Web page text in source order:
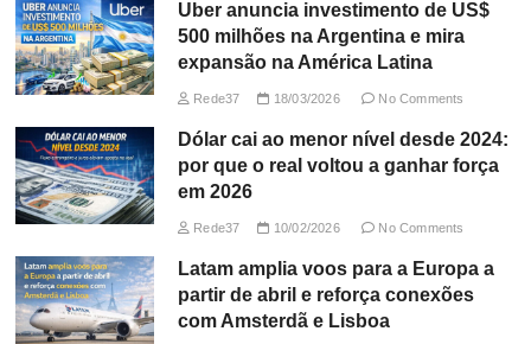
Uber anuncia investimento de US$
500 milhões na Argentina e mira
expansão na América Latina
Rede37 18/03/2026 No Comments
Dólar cai ao menor nível desde 2024:
por que o real voltou a ganhar força
em 2026
Rede37 10/02/2026 No Comments
Latam amplia voos para a Europa a
partir de abril e reforça conexões
com Amsterdã e Lisboa